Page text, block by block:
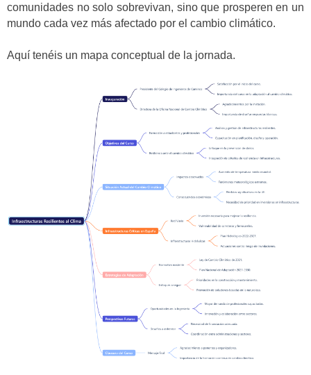
comunidades no solo sobrevivan, sino que prosperen en un
mundo cada vez más afectado por el cambio climático.
Aquí tenéis un mapa conceptual de la jornada.